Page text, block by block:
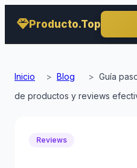
Producto.Top
Inicio > Blog > Guía
de productos y reviews
Reviews